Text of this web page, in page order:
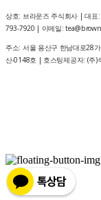
상호: 브라운즈 주식회사 | 대표
793-7920 | 이메일:
주소: 서울 용산구 한남대로28
산-0148호 | 호스팅제공자: (주)